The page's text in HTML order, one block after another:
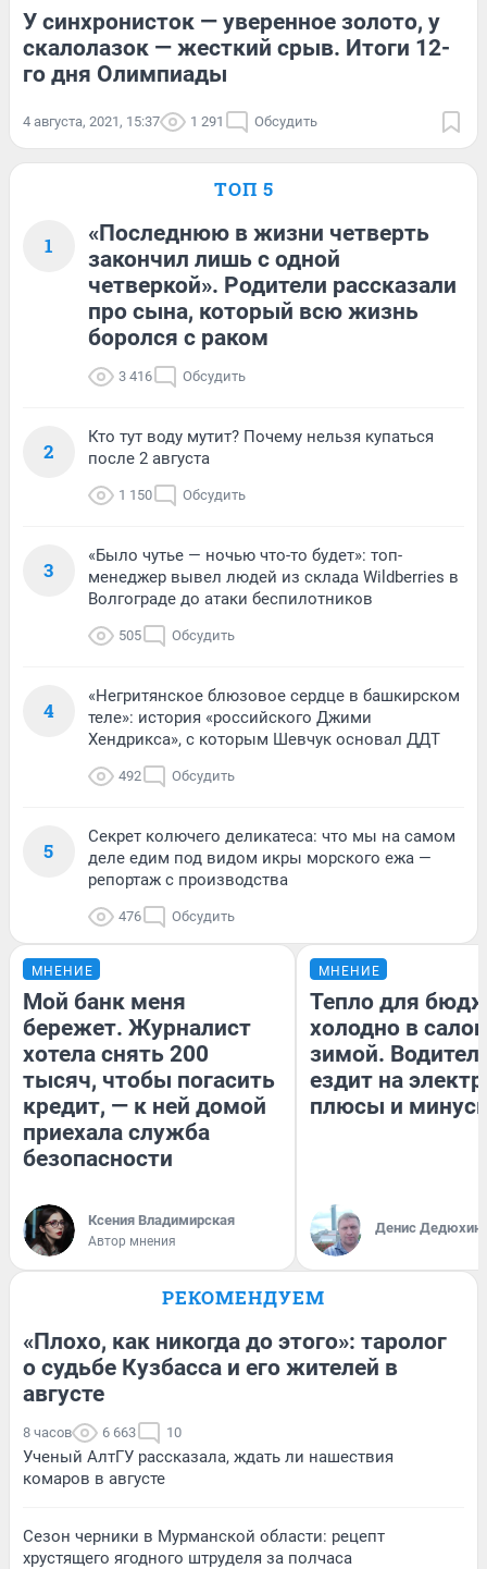
У синхронисток — уверенное золото, у
скалолазок — жесткий срыв. Итоги 12-
го дня Олимпиады
4 августа, 2021, 15:37 1 291 Обсудить
ТОП 5
1
«Последнюю в жизни четверть
закончил лишь с одной
четверкой». Родители рассказали
про сына, который всю жизнь
боролся с раком
3 416 Обсудить
2
Кто тут воду мутит? Почему нельзя купаться
после 2 августа
1 150 Обсудить
3
«Было чутье — ночью что-то будет»: топ-
менеджер вывел людей из склада Wildberries в
Волгограде до атаки беспилотников
505 Обсудить
4
«Негритянское блюзовое сердце в башкирском
теле»: история «российского Джими
Хендрикса», с которым Шевчук основал ДДТ
492 Обсудить
5
Секрет колючего деликатеса: что мы на самом
деле едим под видом икры морского ежа —
репортаж с производства
476 Обсудить
МНЕНИЕ
Мой банк меня
бережет. Журналист
хотела снять 200
тысяч, чтобы погасить
кредит, — к ней домой
приехала служба
безопасности
Ксения Владимирская
Автор мнения
МНЕНИЕ
Тепло для
холодно в
зимой.
ездит на
плюсы и
Денис Дедюхин
РЕКОМЕНДУЕМ
«Плохо, как никогда до этого»: таролог
о судьбе Кузбасса и его жителей в
августе
8 часов 6 663 10
Ученый АлтГУ рассказала, ждать ли нашествия
комаров в августе
Сезон черники в Мурманской области: рецепт
хрустящего ягодного штруделя за полчаса